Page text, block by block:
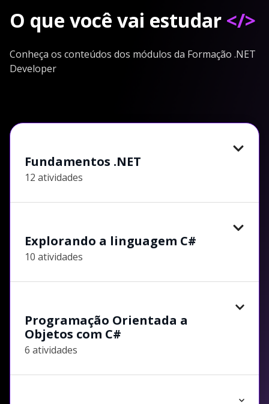
O que você vai estudar </>
Conheça os conteúdos dos módulos da Formação .NET
Developer
Fundamentos .NET
12 atividades
Explorando a linguagem C#
10 atividades
Programação Orientada a
Objetos com C#
6 atividades